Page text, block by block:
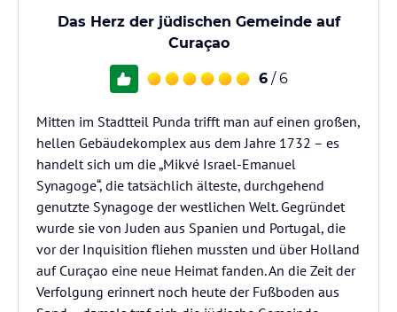
Das Herz der jüdischen Gemeinde auf
Curaçao
6 / 6
Mitten im Stadtteil Punda trifft man auf einen großen,
hellen Gebäudekomplex aus dem Jahre 1732 – es
handelt sich um die „Mikvé Israel-Emanuel
Synagoge“, die tatsächlich älteste, durchgehend
genutzte Synagoge der westlichen Welt. Gegründet
wurde sie von Juden aus Spanien und Portugal, die
vor der Inquisition fliehen mussten und über Holland
auf Curaçao eine neue Heimat fanden. An die Zeit der
Verfolgung erinnert noch heute der Fußboden aus